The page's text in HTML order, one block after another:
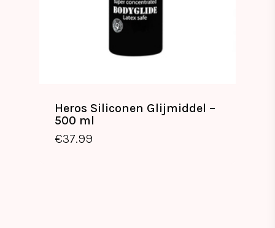
Heros Siliconen Glijmiddel –
500 ml
€37.99